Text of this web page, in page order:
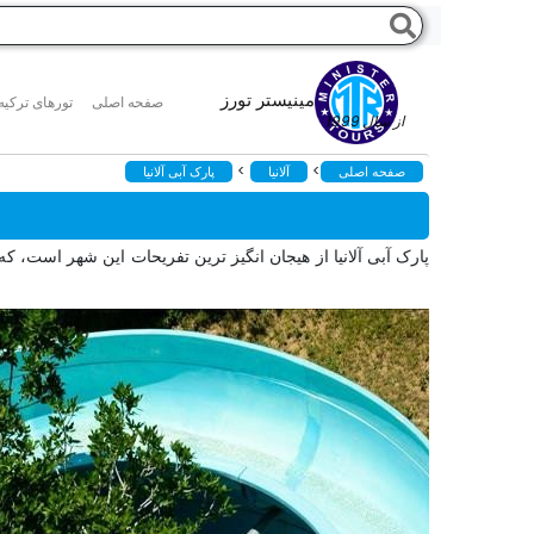
مینیستر تورز
از سال 1999
صفحه اصلی تورهای
صفحه اصلی > آلانیا > پارک آبی آلانیا